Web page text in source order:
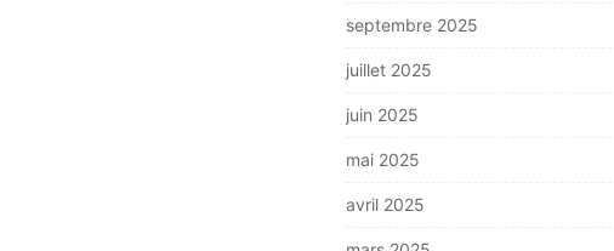
septembre 2025
juillet 2025
juin 2025
mai 2025
avril 2025